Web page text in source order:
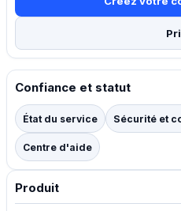
Confiance et statut
État du service Sécurité et
Centre d'aide
Produit